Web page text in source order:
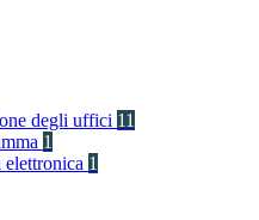
degli uffici 11
1
elettronica 1